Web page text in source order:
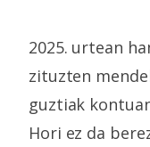
2025. urtean
zituzten
guztiak
Hori ez da